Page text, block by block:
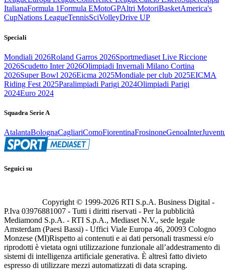
ItalianaFormula 1Formula EMotoGPAltri MotoriBasketAmerica's
CupNations LeagueTennisSciVolleyDrive UP
Speciali
Mondiali 2026Roland Garros 2026Sportmediaset Live Riccione
2026Scudetto Inter 2026Olimpiadi Invernali Milano Cortina
2026Super Bowl 2026Eicma 2025Mondiale per club 2025EICMA
Riding Fest 2025Paralimpiadi Parigi 2024Olimpiadi Parigi
2024Euro 2024
Squadra Serie A
AtalantaBolognaCagliariComoFiorentinaFrosinoneGenoaInter
Seguici su
Copyright © 1999-2026 RTI S.p.A. Business Digital -
P.Iva 03976881007 - Tutti i diritti riservati - Per la pubblicità
Mediamond S.p.A. - RTI S.p.A., Mediaset N.V., sede legale
Amsterdam (Paesi Bassi) - Uffici Viale Europa 46, 20093 Cologno
Monzese (MI)Rispetto ai contenuti e ai dati personali trasmessi e/o
riprodotti è vietata ogni utilizzazione funzionale all’addestramento di
sistemi di intelligenza artificiale generativa. È altresì fatto divieto
espresso di utilizzare mezzi automatizzati di data scraping.